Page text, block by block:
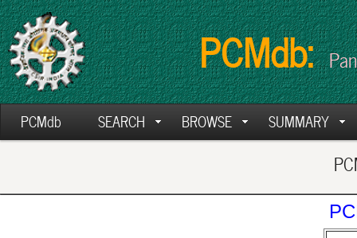
PCMdb:
PCMdb SEARCH BROWSE SUMMARY